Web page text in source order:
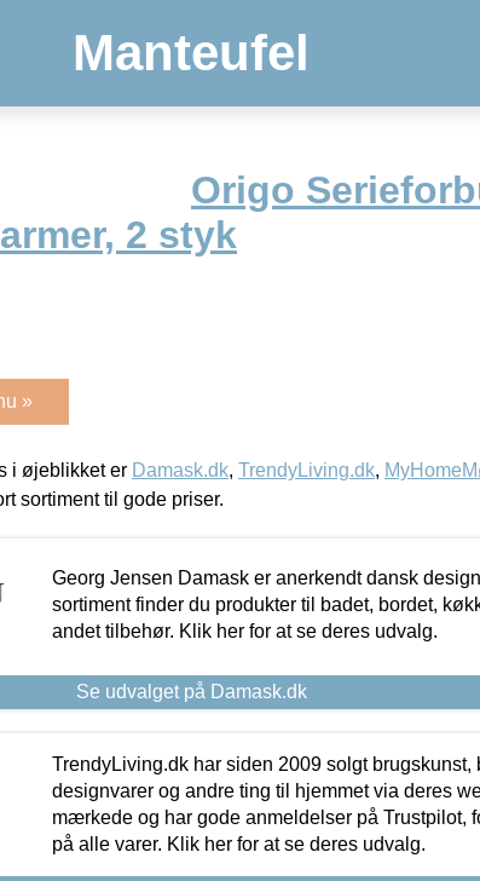
Manteufel
Origo
2 styk
»
i øjeblikket er Damask.dk, TrendyLiving.dk,
sortiment til gode priser.
Georg Jensen Damask er anerkendt dansk
sortiment finder du produkter til badet, bordet,
andet tilbehør. Klik her for at se deres udvalg.
Se udvalget på Damask.dk
TrendyLiving.dk har siden 2009 solgt brugskunst,
designvarer og andre ting til hjemmet via deres
mærkede og har gode anmeldelser på Trustpilot,
på alle varer. Klik her for at se deres udvalg.